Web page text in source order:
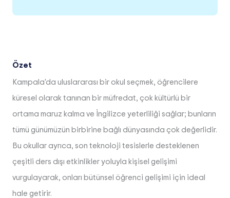
Özet
Kampala'da uluslararası bir okul seçmek, öğrencilere
küresel olarak tanınan bir müfredat, çok kültürlü bir
ortama maruz kalma ve İngilizce yeterliliği sağlar; bunların
tümü günümüzün birbirine bağlı dünyasında çok değerlidir.
Bu okullar ayrıca, son teknoloji tesislerle desteklenen
çeşitli ders dışı etkinlikler yoluyla kişisel gelişimi
vurgulayarak, onları bütünsel öğrenci gelişimi için ideal
hale getirir.